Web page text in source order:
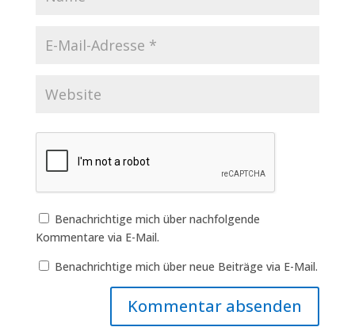
Benachrichtige mich über nachfolgende
Kommentare via E-Mail.
Benachrichtige mich über neue Beiträge via E-Mail.